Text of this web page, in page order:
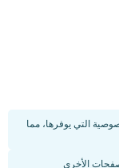
التي يوفرها، مما
الأخرى